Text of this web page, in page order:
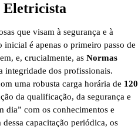
Eletricista
que visam à segurança e à
inicial é apenas o primeiro passo de
e, crucialmente, as Normas
integridade dos profissionais.
uma robusta carga horária de 120
da qualificação, da segurança e
dia” com os conhecimentos e
capacitação periódica, os